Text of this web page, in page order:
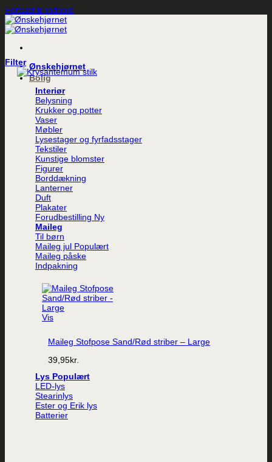
Fortsæt til indhold
Ønskehjørnet
Bolig
Interiør
Belysning
Krukker og potter
Vaser
Møbler
Lysestager og fyrfadsstager
Tekstiler
Kunstige blomster
Figurer
Borddækning
Lanterner
Duft
Plakater
Forudbestilling
Maileg
Til børn
Maileg jul
Maileg påske
Indpakning
Vis
Maileg Stofpose Sand/Rød striber – Large
39,95kr.
Lys
LED-lys
Stearinlys
Ester og Erik lys
Batterier
Filter